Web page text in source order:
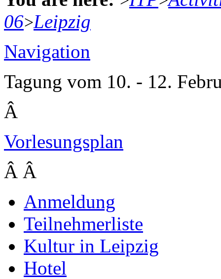
06>Leipzig
Navigation
Tagung vom 10. - 12.
Â
Vorlesungsplan
Â Â
Anmeldung
Teilnehmerliste
Kultur in Leipzig
Hotel